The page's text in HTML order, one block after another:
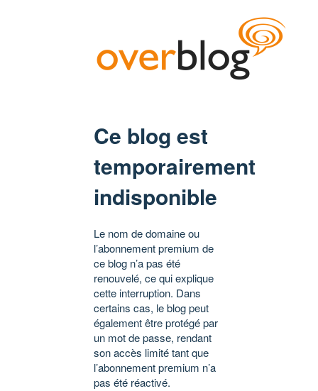
Ce blog est
temporairement
indisponible
Le nom de domaine ou
l’abonnement premium de
ce blog n’a pas été
renouvelé, ce qui explique
cette interruption. Dans
certains cas, le blog peut
également être protégé par
un mot de passe, rendant
son accès limité tant que
l’abonnement premium n’a
pas été réactivé.